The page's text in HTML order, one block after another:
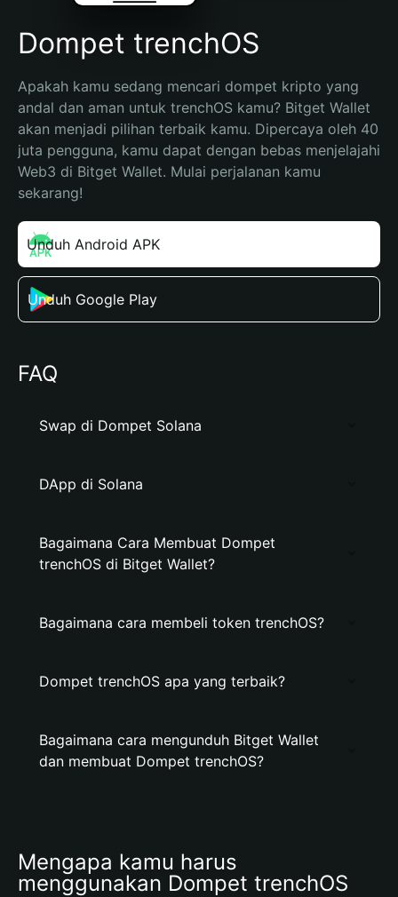
Dompet trenchOS
Apakah kamu sedang mencari dompet kripto yang
andal dan aman untuk trenchOS kamu? Bitget Wallet
akan menjadi pilihan terbaik kamu. Dipercaya oleh 40
juta pengguna, kamu dapat dengan bebas menjelajahi
Web3 di Bitget Wallet. Mulai perjalanan kamu
sekarang!
Unduh Android APK
Unduh Google Play
FAQ
Swap di Dompet Solana
DApp di Solana
Bagaimana Cara Membuat Dompet
trenchOS di Bitget Wallet?
Bagaimana cara membeli token trenchOS?
Dompet trenchOS apa yang terbaik?
Bagaimana cara mengunduh Bitget Wallet
dan membuat Dompet trenchOS?
Mengapa kamu harus
menggunakan Dompet trenchOS